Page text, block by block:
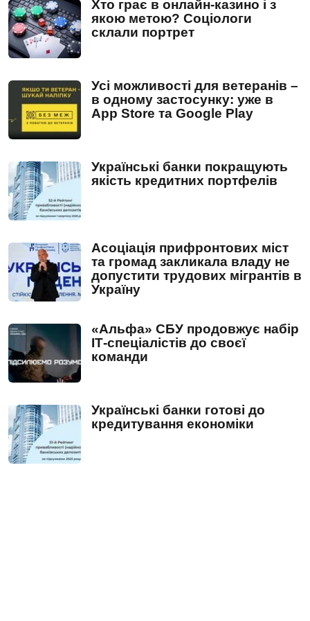
Хто грає в онлайн-казино і з
якою метою? Соціологи
склали портрет
Усі можливості для ветеранів –
в одному застосунку: уже в
App Store та Google Play
Українські банки покращують
якість кредитних портфелів
Асоціація прифронтових міст
та громад закликала владу не
допустити трудових мігрантів в
Україну
«Альфа» СБУ продовжує набір
ІТ-спеціалістів до своєї
команди
Українські банки готові до
кредитування економіки